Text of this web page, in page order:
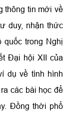
thông tin mới về
duy, nhận thức
quốc trong Nghị
Đại hội XII của
dụ về tình hình
các bài học để
Đồng thời phổ